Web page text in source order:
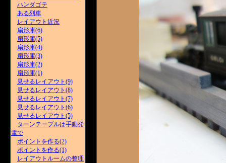
ハンダゴテ
ある列車
レイアウト近況
扇形庫(6)
扇形庫(5)
扇形庫(4)
扇形庫(3)
扇形庫(2)
扇形庫(1)
見せるレイアウト(9)
見せるレイアウト(8)
見せるレイアウト(7)
見せるレイアウト(6)
見せるレイアウト(5)
ターンテーブルは手動発
電で
ポイントを作る(2)
ポイントを作る(1)
レイアウトルームの整理